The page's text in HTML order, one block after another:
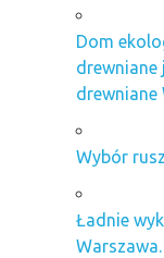
Dom
drewniane
drewniane
Wybór
Ładnie